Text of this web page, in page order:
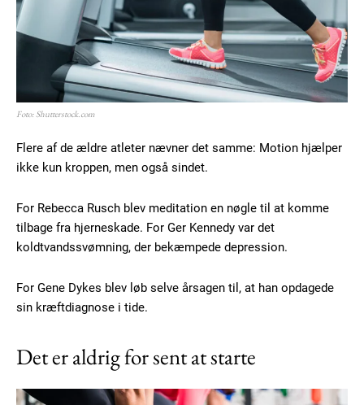
Praesent euismod ac
Ut mollis pellentesque tortor
Nullam eu erat condimentum
Donec quis est ac felis
Orci varius natoque dolor
Member full access
100DKK / year
Etiam est nibh, lobortis sit
Ut mollis pellentesque tortor
Foto: Shutterstock.com
Flere af de ældre atleter nævner det samme: Motion hjælper
ikke kun kroppen, men også sindet.
For Rebecca Rusch blev meditation en nøgle til at komme
tilbage fra hjerneskade. For Ger Kennedy var det
koldtvandssvømning, der bekæmpede depression.
For Gene Dykes blev løb selve årsagen til, at han opdagede
sin kræftdiagnose i tide.
Det er aldrig for sent at starte